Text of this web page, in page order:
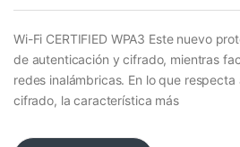
Wi-Fi CERTIFIED WPA3 Este nuevo
de autenticación y cifrado, mientras
redes inalámbricas. En lo que
cifrado, la característica más